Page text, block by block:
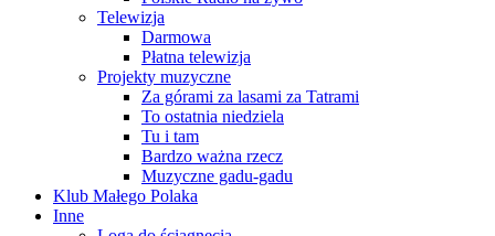
Telewizja
Darmowa
Płatna telewizja
Projekty muzyczne
Za górami za lasami za Tatrami
To ostatnia niedziela
Tu i tam
Bardzo ważna rzecz
Muzyczne gadu-gadu
Klub Małego Polaka
Inne